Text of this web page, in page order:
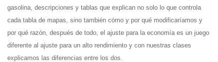
gasolina, descripciones y tablas que explican no solo lo que controla
cada tabla de mapas, sino también cómo y por qué modificaríamos y
por qué razón, después de todo, el ajuste para la economía es un juego
diferente al ajuste para un alto rendimiento y con nuestras clases
explicamos las diferencias entre los dos.